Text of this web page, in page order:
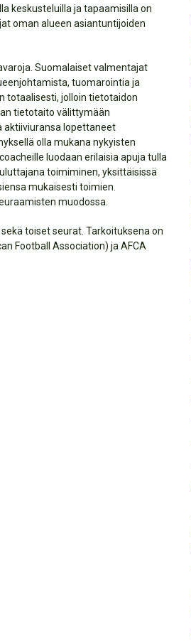
keskusteluilla ja tapaamisilla on
oman alueen asiantuntijoiden
Suomalaiset valmentajat
tuomarointia ja
totaalisesti, jolloin tietotaidon
tietotaito välittymään
aktiiviuransa lopettaneet
olla mukana nykyisten
luodaan erilaisia apuja tulla
toimiminen, yksittäisissä
mukaisesti toimien.
muodossa.
toiset seurat. Tarkoituksena on
Football Association) ja AFCA